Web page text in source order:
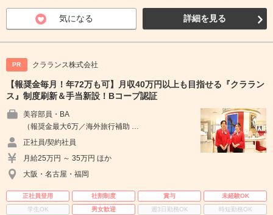
気になる 詳細を見る
PR クラランス株式会社
【報奨金毎月！年72万も可】月収40万円以上も目指せる『クララン
ス』制度刷新＆手当新設！Bコープ認証
美容部員・BA
（報奨金最大6万／海外旅行補助 …
正社員/契約社員
月給25万円 ～ 35万円 ほか
大阪・名古屋・福岡
正社員登用 社割制度 賞与
未経験OK
学生OK
男女歓迎 週3日勤務OK
時短勤務OK